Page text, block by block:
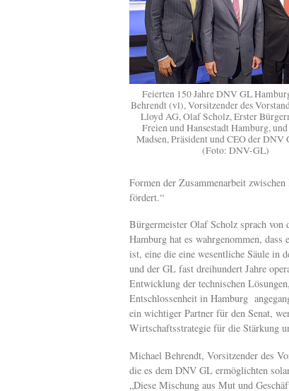
Feierten 150 Jahre DNV GL
Behrendt (vl), Vorsitzender des
Lloyd AG, Olaf Scholz, Erster
Freien und Hansestadt Hamburg,
Madsen, Präsident und CEO der DNV
(Foto: DNV-GL)
Formen der Zusammenarbeit
fördert.“
Bürgermeister Olaf Scholz sprach
Hamburg hat es wahrgenommen,
ist, eine die eine wesentliche Säule in
und der GL fast dreihundert Jahre
Entwicklung der technischen
Entschlossenheit in Hamburg
ein wichtiger Partner für den Senat,
Wirtschaftsstrategie für die Stärkung
Michael Behrendt, Vorsitzender des
die es dem DNV GL ermöglichten
„Diese Mischung aus Mut und